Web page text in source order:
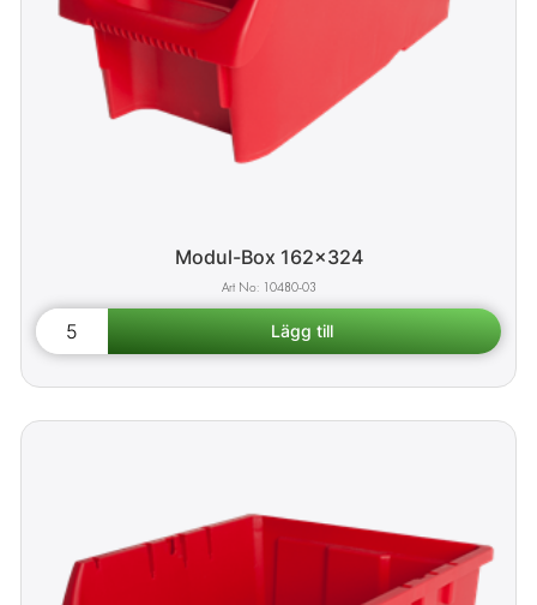
Modul-Box 162x324
10480-03